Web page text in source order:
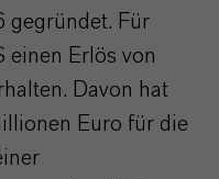
gegründet. Für
einen Erlös von
Davon hat
Euro für die